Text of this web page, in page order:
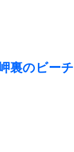
裏のビーチ